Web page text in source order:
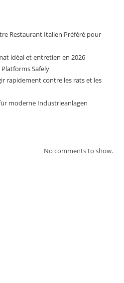
Restaurant Italien Préféré pour
idéal et entretien en 2026
Safely
rapidement contre les rats et les
moderne Industrieanlagen
No comments to show.